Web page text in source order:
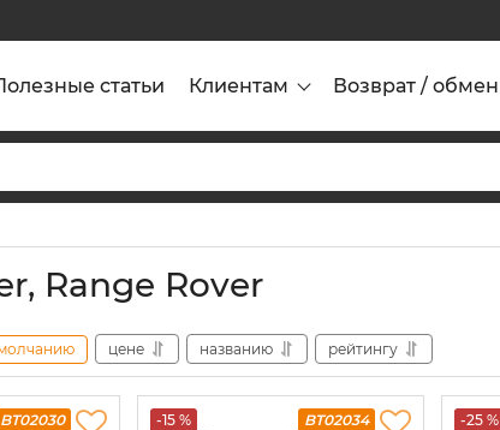
статьи Клиентам Возврат / обмен
Range Rover
цене названию рейтингу
BT02030 -15 % BT02034 -25 %